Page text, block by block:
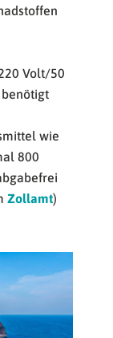
Volt/50
wie
800
Zollamt)